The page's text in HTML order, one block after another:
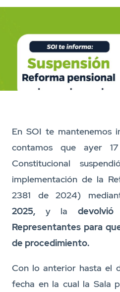
En SOI te mantenemos
contamos que ayer
Constitucional
implementación de la
2381 de 2024)
2025, y la
Representantes para
de procedimiento.
Con lo anterior hasta el
fecha en la cual la Sala